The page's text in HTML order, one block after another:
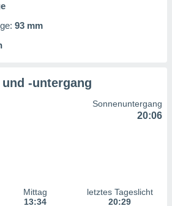
93 mm
-untergang
Sonnenuntergang
20:06
Mittag
13:34
letztes Tageslicht
20:29